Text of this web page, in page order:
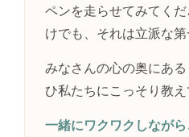
ペンを走らせてみてく
けでも、それは立派な
みなさんの心の奥にあ
ひ私たちにこっそり教え
一緒にワクワクしなが